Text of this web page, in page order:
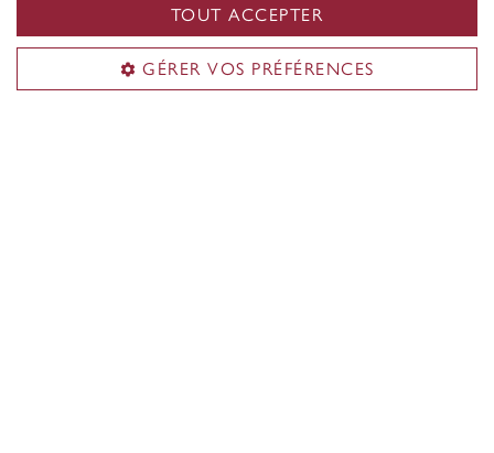
TOUT ACCEPTER
GÉRER VOS PRÉFÉRENCES